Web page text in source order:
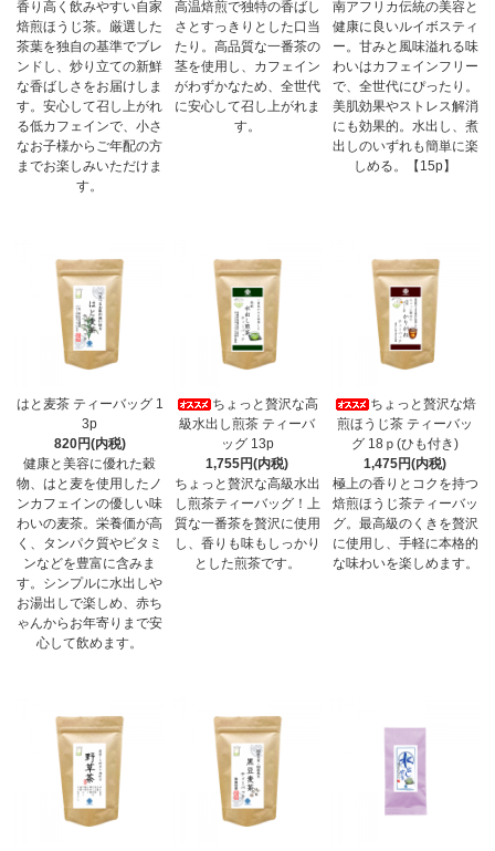
香り高く飲みやすい自家
焙煎ほうじ茶。厳選した
茶葉を独自の基準でブレ
ンドし、炒り立ての新鮮
な香ばしさをお届けしま
す。安心して召し上がれ
る低カフェインで、小さ
なお子様からご年配の方
までお楽しみいただけま
す。
高温焙煎で独特の香ばし
さとすっきりとした口当
たり。高品質な一番茶の
茎を使用し、カフェイン
がわずかなため、全世代
に安心して召し上がれま
す。
南アフリカ伝統の美容と
健康に良いルイボスティ
ー。甘みと風味溢れる味
わいはカフェインフリー
で、全世代にぴったり。
美肌効果やストレス解消
にも効果的。水出し、煮
出しのいずれも簡単に楽
しめる。【15p】
はと麦茶 ティーバッグ 1
3p
820円(内税)
健康と美容に優れた穀
物、はと麦を使用したノ
ンカフェインの優しい味
わいの麦茶。栄養価が高
く、タンパク質やビタミ
ンなどを豊富に含みま
す。シンプルに水出しや
お湯出しで楽しめ、赤ち
ゃんからお年寄りまで安
心して飲めます。
ちょっと贅沢な高
級水出し煎茶 ティーバ
ッグ 13p
1,755円(内税)
ちょっと贅沢な高級水出
し煎茶ティーバッグ！上
質な一番茶を贅沢に使用
し、香りも味もしっかり
とした煎茶です。
ちょっと贅沢な焙
煎ほうじ茶 ティーバッ
グ 18ｐ(ひも付き)
1,475円(内税)
極上の香りとコクを持つ
焙煎ほうじ茶ティーバッ
グ。最高級のくきを贅沢
に使用し、手軽に本格的
な味わいを楽しめます。